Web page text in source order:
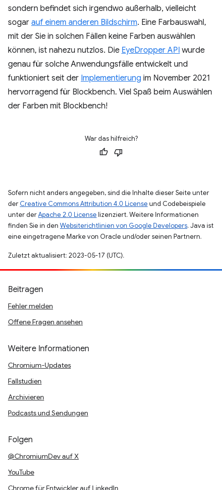
sondern befindet sich irgendwo außerhalb, vielleicht
sogar auf einem anderen Bildschirm. Eine Farbauswahl,
mit der Sie in solchen Fällen keine Farben auswählen
können, ist nahezu nutzlos. Die EyeDropper API wurde
genau für solche Anwendungsfälle entwickelt und
funktioniert seit der Implementierung im November 2021
hervorragend für Blockbench. Viel Spaß beim Auswählen
der Farben mit Blockbench!
War das hilfreich?
Sofern nicht anders angegeben, sind die Inhalte dieser Seite unter
der Creative Commons Attribution 4.0 Licenseund Codebeispiele
unter derApache 2.0 Licenselizenziert. Weitere Informationen
finden Sie in den Websiterichtlinien von Google Developers. Java ist
eine eingetragene Marke von Oracle und/oder seinen Partnern.
Zuletzt aktualisiert: 2023-05-17 (UTC).
Beitragen
Fehler melden
Offene Fragen ansehen
Weitere Informationen
Chromium-Updates
Fallstudien
Archivieren
Podcasts und Sendungen
Folgen
@ChromiumDev auf X
YouTube
Chrome für Entwickler auf LinkedIn